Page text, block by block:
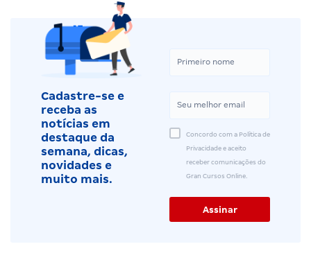
Cadastre-se e
receba as
notícias em
destaque da
semana, dicas,
novidades e
muito mais.
Concordo com a Política de
Privacidade e aceito
receber comunicações do
Gran Cursos Online.